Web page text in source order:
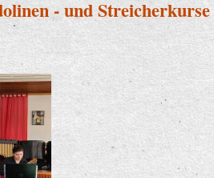
- und Streicherkurse